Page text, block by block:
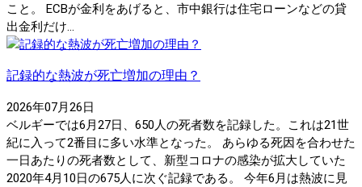
こと。 ECBが金利をあげると、市中銀行は住宅ローンなどの貸
出金利だけ...
記録的な熱波が死亡増加の理由？
2026年07月26日
ベルギーでは6月27日、650人の死者数を記録した。これは21世
紀に入って2番目に多い水準となった。 あらゆる死因を合わせた
一日あたりの死者数として、新型コロナの感染が拡大していた
2020年4月10日の675人に次ぐ記録である。 今年6月は熱波に見